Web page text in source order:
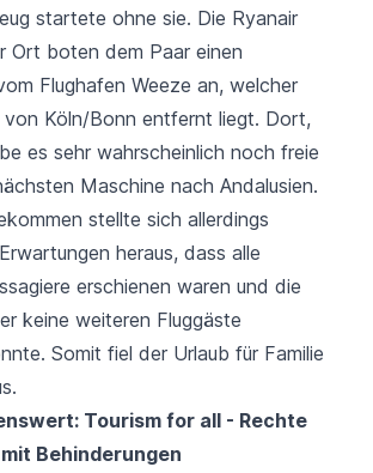
startete ohne sie. Die Ryanair
Ort boten dem Paar einen
Flughafen Weeze an, welcher
von Köln/Bonn entfernt liegt. Dort,
es sehr wahrscheinlich noch freie
Maschine nach Andalusien.
stellte sich allerdings
heraus, dass alle
erschienen waren und die
keine weiteren Fluggäste
Somit fiel der Urlaub für Familie
Tourism for all - Rechte
Behinderungen